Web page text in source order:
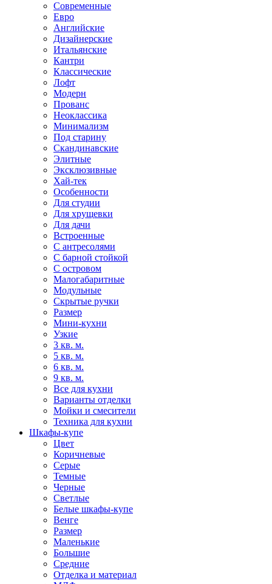
Современные
Евро
Английские
Дизайнерские
Итальянские
Кантри
Классические
Лофт
Модерн
Прованс
Неоклассика
Минимализм
Под старину
Скандинавские
Элитные
Эксклюзивные
Хай-тек
Особенности
Для студии
Для хрущевки
Для дачи
Встроенные
С антресолями
С барной стойкой
С островом
Малогабаритные
Модульные
Скрытые ручки
Размер
Мини-кухни
Узкие
3 кв. м.
5 кв. м.
6 кв. м.
9 кв. м.
Все для кухни
Варианты отделки
Мойки и смесители
Техника для кухни
Шкафы-купе
Цвет
Коричневые
Серые
Темные
Черные
Светлые
Белые шкафы-купе
Венге
Размер
Маленькие
Большие
Средние
Отделка и материал